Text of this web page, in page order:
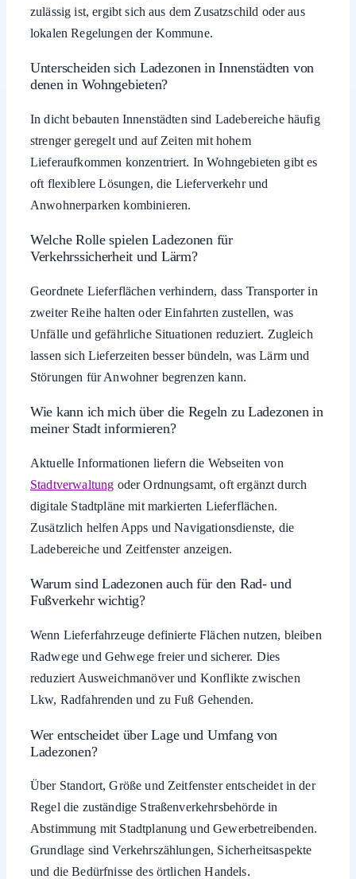
zulässig ist, ergibt sich aus dem Zusatzschild oder aus
lokalen Regelungen der Kommune.
Unterscheiden sich Ladezonen in Innenstädten von
denen in Wohngebieten?
In dicht bebauten Innenstädten sind Ladebereiche häufig
strenger geregelt und auf Zeiten mit hohem
Lieferaufkommen konzentriert. In Wohngebieten gibt es
oft flexiblere Lösungen, die Lieferverkehr und
Anwohnerparken kombinieren.
Welche Rolle spielen Ladezonen für
Verkehrssicherheit und Lärm?
Geordnete Lieferflächen verhindern, dass Transporter in
zweiter Reihe halten oder Einfahrten zustellen, was
Unfälle und gefährliche Situationen reduziert. Zugleich
lassen sich Lieferzeiten besser bündeln, was Lärm und
Störungen für Anwohner begrenzen kann.
Wie kann ich mich über die Regeln zu Ladezonen in
meiner Stadt informieren?
Aktuelle Informationen liefern die Webseiten von
Stadtverwaltung oder Ordnungsamt, oft ergänzt durch
digitale Stadtpläne mit markierten Lieferflächen.
Zusätzlich helfen Apps und Navigationsdienste, die
Ladebereiche und Zeitfenster anzeigen.
Warum sind Ladezonen auch für den Rad- und
Fußverkehr wichtig?
Wenn Lieferfahrzeuge definierte Flächen nutzen, bleiben
Radwege und Gehwege freier und sicherer. Dies
reduziert Ausweichmanöver und Konflikte zwischen
Lkw, Radfahrenden und zu Fuß Gehenden.
Wer entscheidet über Lage und Umfang von
Ladezonen?
Über Standort, Größe und Zeitfenster entscheidet in der
Regel die zuständige Straßenverkehrsbehörde in
Abstimmung mit Stadtplanung und Gewerbetreibenden.
Grundlage sind Verkehrszählungen, Sicherheitsaspekte
und die Bedürfnisse des örtlichen Handels.